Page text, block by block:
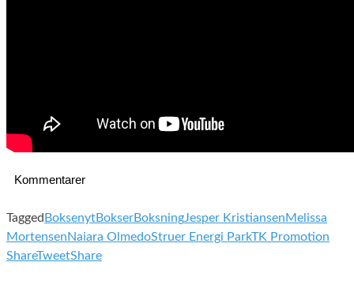
Kommentarer
Tagged BoksenytBokserBoksningJesper KristiansenMelissa
MortensenNaiara OlmedoStruer Energi ParkTK Promotion
ShareTweetShare